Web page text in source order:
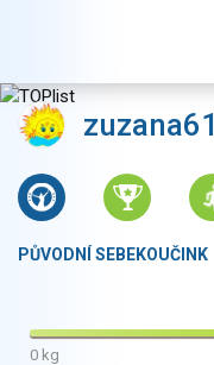
zuzana61
PŮVODNÍ SEBEKOUČINK
0 kg